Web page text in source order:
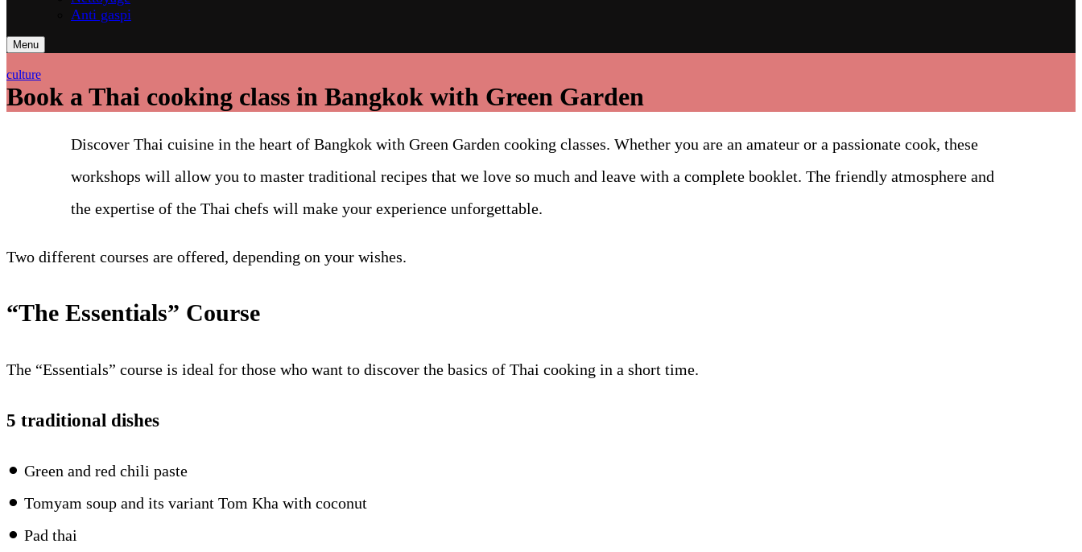
Anti gaspi
Menu
culture
Book a Thai cooking class in Bangkok with Green Garden
Discover Thai cuisine in the heart of Bangkok with Green Garden cooking classes. Whether you are an amateur or a passionate cook, these
workshops will allow you to master traditional recipes that we love so much and leave with a complete booklet. The friendly atmosphere and
the expertise of the Thai chefs will make your experience unforgettable.
Two different courses are offered, depending on your wishes.
“The Essentials” Course
The “Essentials” course is ideal for those who want to discover the basics of Thai cooking in a short time.
5 traditional dishes
⚫︎ Green and red chili paste
⚫︎ Tomyam soup and its variant Tom Kha with coconut
⚫︎ Pad thai